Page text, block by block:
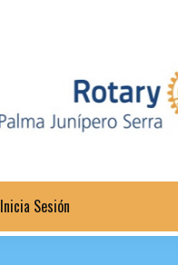
Inicia Sesión